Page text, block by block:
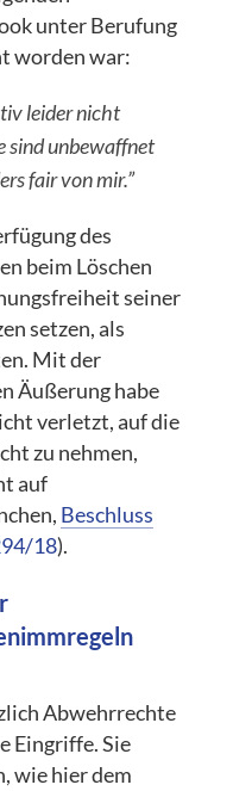
unter Berufung
worden war:
leider nicht
sind unbewaffnet
fair von mir.”
des
beim Löschen
seiner
setzen, als
Mit der
Äußerung habe
verletzt, auf die
zu nehmen,
auf
Beschluss
18).
Abwehrrechte
Eingriffe. Sie
wie hier dem